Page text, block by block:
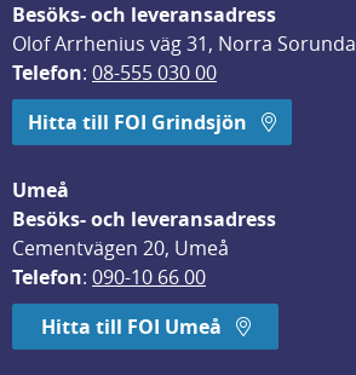
Besöks- och leveransadress
Olof Arrhenius väg 31, Norra Sorunda
Telefon: 08-555 030 00
Hitta till FOI Grindsjön
Umeå
Besöks- och leveransadress
Cementvägen 20, Umeå
Telefon: 090-10 66 00
Hitta till FOI Umeå